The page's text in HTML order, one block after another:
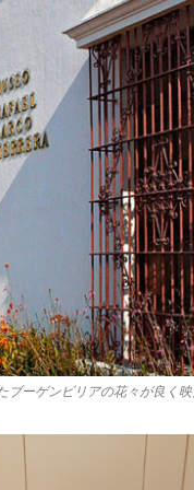
ブーゲンビリアの花々が良く